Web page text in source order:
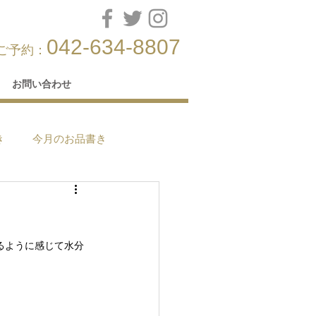
予約： 042-634-8807
お問い合わせ
今月のお品書き
ように感じて水分